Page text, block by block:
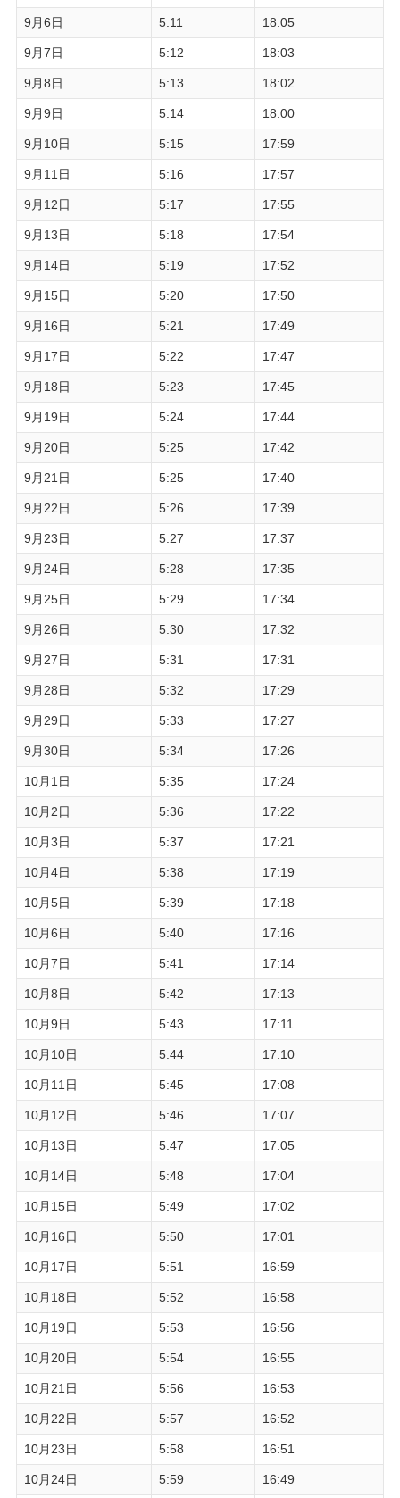
9月6日 5:11 18:05
9月7日 5:12 18:03
9月8日 5:13 18:02
9月9日 5:14 18:00
9月10日 5:15 17:59
9月11日 5:16 17:57
9月12日 5:17 17:55
9月13日 5:18 17:54
9月14日 5:19 17:52
9月15日 5:20 17:50
9月16日 5:21 17:49
9月17日 5:22 17:47
9月18日 5:23 17:45
9月19日 5:24 17:44
9月20日 5:25 17:42
9月21日 5:25 17:40
9月22日 5:26 17:39
9月23日 5:27 17:37
9月24日 5:28 17:35
9月25日 5:29 17:34
9月26日 5:30 17:32
9月27日 5:31 17:31
9月28日 5:32 17:29
9月29日 5:33 17:27
9月30日 5:34 17:26
10月1日 5:35 17:24
10月2日 5:36 17:22
10月3日 5:37 17:21
10月4日 5:38 17:19
10月5日 5:39 17:18
10月6日 5:40 17:16
10月7日 5:41 17:14
10月8日 5:42 17:13
10月9日 5:43 17:11
10月10日 5:44 17:10
10月11日 5:45 17:08
10月12日 5:46 17:07
10月13日 5:47 17:05
10月14日 5:48 17:04
10月15日 5:49 17:02
10月16日 5:50 17:01
10月17日 5:51 16:59
10月18日 5:52 16:58
10月19日 5:53 16:56
10月20日 5:54 16:55
10月21日 5:56 16:53
10月22日 5:57 16:52
10月23日 5:58 16:51
10月24日 5:59 16:49